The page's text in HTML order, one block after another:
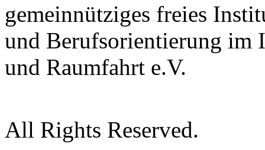
gemeinnütziges freies
und Berufsorientierung im
und Raumfahrt e.V.
All Rights Reserved.